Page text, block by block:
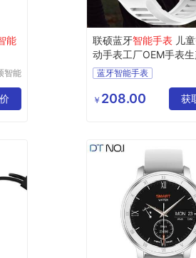
能
智能
司
联硕蓝牙智能手表 儿
动手表工厂OEM手表
蓝牙智能手表
智能4G手表
￥ 208.00 获